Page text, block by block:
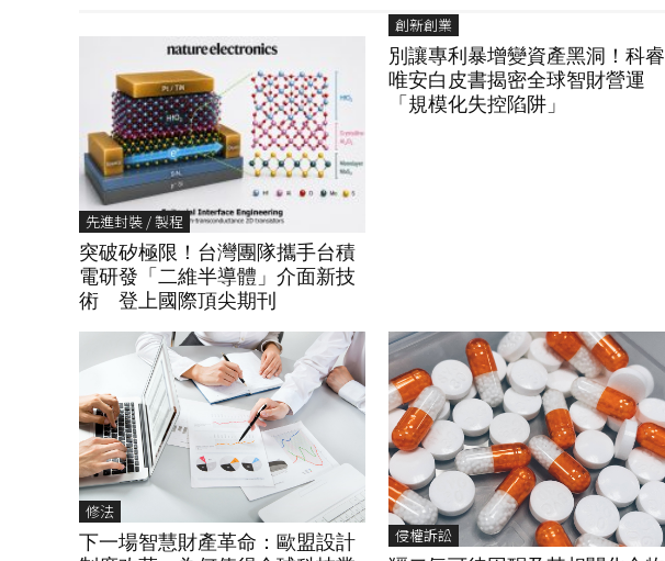
先進封裝 / 製程
突破矽極限！台灣團隊攜手台積
電研發「二維半導體」介面新技
術 登上國際頂尖期刊
創新創業
別讓專利暴增變資產黑洞！科睿
唯安白皮書揭密全球智財營運
「規模化失控陷阱」
修法
下一場智慧財產革命：歐盟設計
侵權訴訟